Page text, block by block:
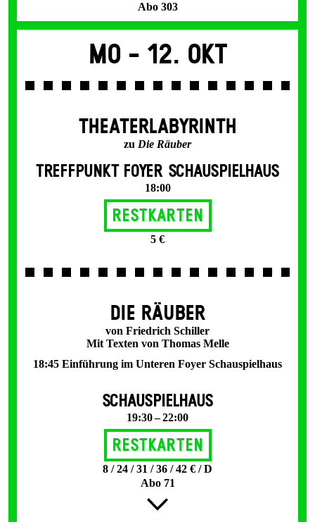
Abo 303
Mo - 12. Okt
THEATERLABYRINTH
zu Die Räuber
TREFFPUNKT FOYER SCHAUSPIELHAUS
18:00
Restkarten
5 €
DIE RÄUBER
von Friedrich Schiller
Mit Texten von Thomas Melle
18:45 Einführung im Unteren Foyer Schauspielhaus
SCHAUSPIELHAUS
19:30 – 22:00
Restkarten
8 / 24 / 31 / 36 / 42 € / D
Abo 71